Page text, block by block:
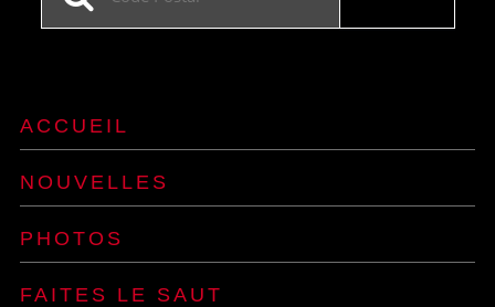
ACCUEIL
NOUVELLES
PHOTOS
FAITES LE SAUT